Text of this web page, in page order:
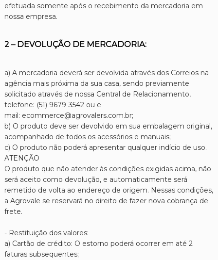
efetuada somente após o recebimento da mercadoria em
nossa empresa.
2 – DEVOLUÇÃO DE MERCADORIA:
a) A mercadoria deverá ser devolvida através dos Correios na
agência mais próxima da sua casa, sendo previamente
solicitado através de nossa Central de Relacionamento,
telefone: (51) 9679-3542 ou e-
mail: ecommerce@agrovalers.com.br;
b) O produto deve ser devolvido em sua embalagem original,
acompanhado de todos os acessórios e manuais;
c) O produto não poderá apresentar qualquer indício de uso.
ATENÇÃO
O produto que não atender às condições exigidas acima, não
será aceito como devolução, e automaticamente será
remetido de volta ao endereço de origem. Nessas condições,
a Agrovale se reservará no direito de fazer nova cobrança de
frete.
- Restituição dos valores:
a) Cartão de crédito: O estorno poderá ocorrer em até 2
faturas subsequentes;